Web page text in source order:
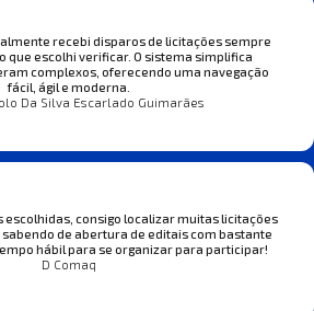
recebi disparos de licitações sempre
que escolhi verificar. O sistema simplifica
complexos, oferecendo uma navegação
fácil, ágil e moderna.
Da Silva Escarlado Guimarães
escolhidas, consigo localizar muitas licitações
de abertura de editais com bastante
hábil para se organizar para participar!
D Comaq